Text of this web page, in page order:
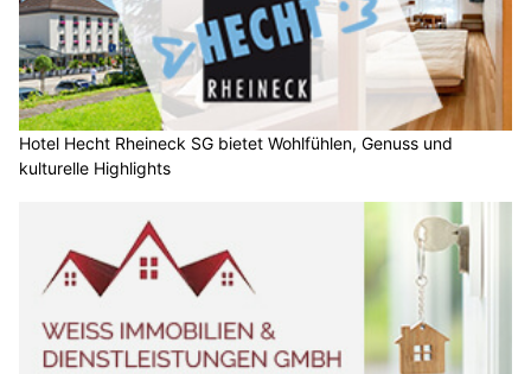
Hotel Hecht Rheineck SG bietet Wohlfühlen, Genuss und
kulturelle Highlights